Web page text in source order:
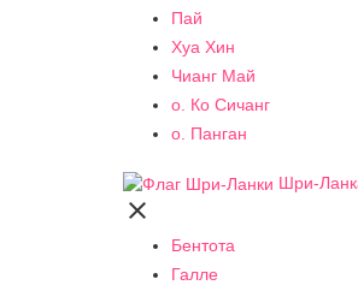
Пай
Хуа Хин
Чианг Май
о. Ко Сичанг
о. Панган
Шри-

Бентота
Галле